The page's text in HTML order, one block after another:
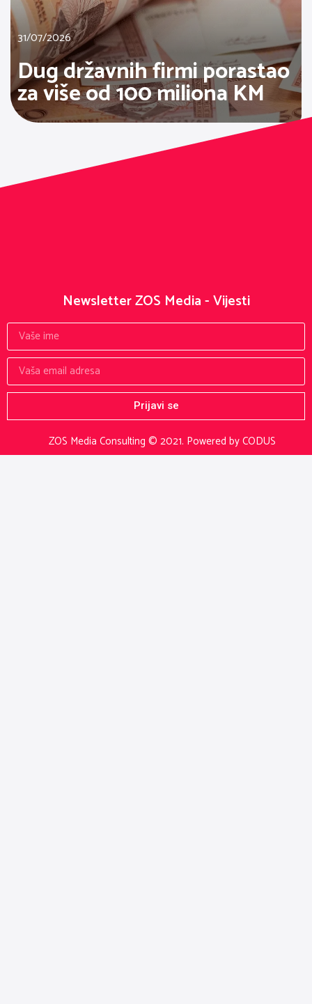
31/07/2026
Dug državnih firmi porastao
za više od 100 miliona KM
ZOS Media Consulting © 2021. Powered by CODUS
Newsletter ZOS Media - Vijesti
Prijavi se